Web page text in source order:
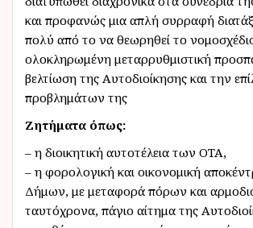
και προφανώς μια απλή συρραφή
πολύ από το να θεωρηθεί το
ολοκληρωμένη μεταρρυθμιστική
βελτίωση της Αυτοδιοίκησης και την
προβλημάτων της
Ζητήματα όπως:
– η διοικητική αυτοτέλεια των ΟΤΑ,
– η φορολογική και οικονομική
Δήμων, με μεταφορά πόρων και
ταυτόχρονα, πάγιο αίτημα της